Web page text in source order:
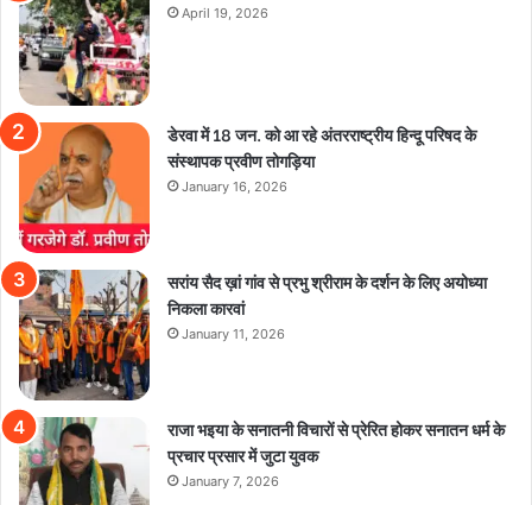
April 19, 2026
डेरवा में 18 जन. को आ रहे अंतरराष्ट्रीय हिन्दू परिषद के
संस्थापक प्रवीण तोगड़िया
January 16, 2026
सरांय सैद ख़ां गांव से प्रभु श्रीराम के दर्शन के लिए अयोध्या
निकला कारवां
January 11, 2026
राजा भइया के सनातनी विचारों से प्रेरित होकर सनातन धर्म के
प्रचार प्रसार में जुटा युवक
January 7, 2026